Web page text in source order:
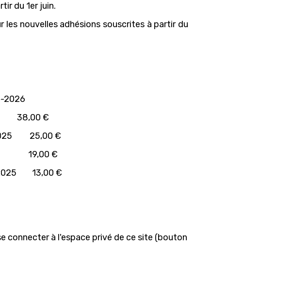
du 1er juin.
nouvelles adhésions souscrites à partir du
2026
€
2025 25,00 €
19,00 €
2025 13,00 €
connecter à l'espace privé de ce site (bouton